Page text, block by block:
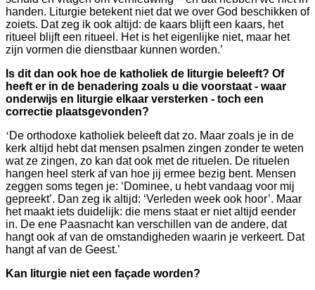
handen. Liturgie betekent niet dat we over God beschikken of
zoiets. Dat zeg ik ook altijd: de kaars blijft een kaars, het
ritueel blijft een ritueel. Het is het eigenlijke niet, maar het
zijn vormen die dienstbaar kunnen worden.’
Is dit dan ook hoe de katholiek de liturgie beleeft? Of
heeft er in de benadering zoals u die voorstaat - waar
onderwijs en liturgie elkaar versterken - toch een
correctie plaatsgevonden?
‘De orthodoxe katholiek beleeft dat zo. Maar zoals je in de
kerk altijd hebt dat mensen psalmen zingen zonder te weten
wat ze zingen, zo kan dat ook met de rituelen. De rituelen
hangen heel sterk af van hoe jij ermee bezig bent. Mensen
zeggen soms tegen je: ‘Dominee, u hebt vandaag voor mij
gepreekt’. Dan zeg ik altijd: ‘Verleden week ook hoor’. Maar
het maakt iets duidelijk: die mens staat er niet altijd eender
in. De ene Paasnacht kan verschillen van de andere, dat
hangt ook af van de omstandigheden waarin je verkeert. Dat
hangt af van de Geest.’
Kan liturgie niet een façade worden?